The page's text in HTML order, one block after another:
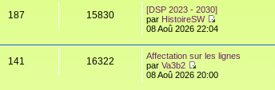
187 15830
[DSP 2023 - 2030]
par HistoireSW
08 Aoû 2026 22:04
141 16322
Affectation sur les lignes
parVa3b2
08 Aoû 2026 20:00